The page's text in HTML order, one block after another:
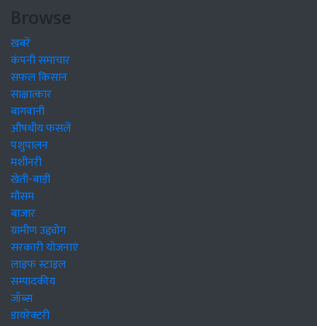
Browse
खबरें
कंपनी समाचार
सफल किसान
साक्षात्कार
बागवानी
औषधीय फसलें
पशुपालन
मशीनरी
खेती-बाड़ी
मौसम
बाजार
ग्रामीण उद्द्योग
सरकारी योजनाएं
लाइफ स्टाइल
सम्पादकीय
जॉब्स
डायरेक्टरी